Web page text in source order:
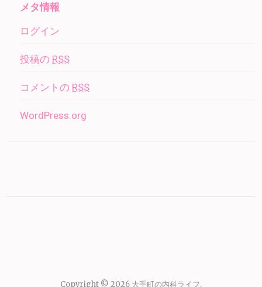
メタ情報
ログイン
投稿の RSS
コメントの RSS
WordPress.org
Copyright © 2026 大手町の内科ライフ.